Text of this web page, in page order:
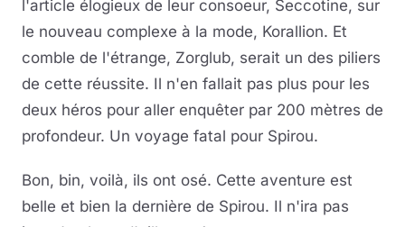
l'article élogieux de leur consoeur, Seccotine, sur
le nouveau complexe à la mode, Korallion. Et
comble de l'étrange, Zorglub, serait un des piliers
de cette réussite. Il n'en fallait pas plus pour les
deux héros pour aller enquêter par 200 mètres de
profondeur. Un voyage fatal pour Spirou.
Bon, bin, voilà, ils ont osé. Cette aventure est
belle et bien la dernière de Spirou. Il n'ira pas